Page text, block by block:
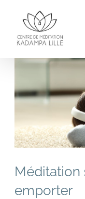
Méditation
emporter